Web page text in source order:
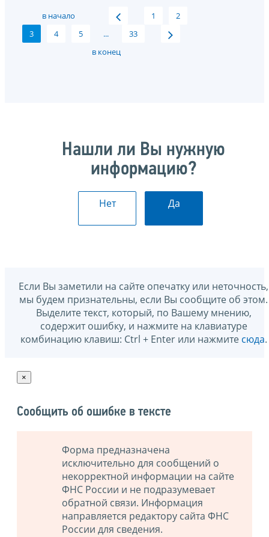
в начало 1
2
3
4 5 ...
33
в конец
Нашли ли Вы нужную
информацию?
Нет Да
Если Вы заметили на сайте опечатку или неточность,
мы будем признательны, если Вы сообщите об этом.
Выделите текст, который, по Вашему мнению,
содержит ошибку, и нажмите на клавиатуре
комбинацию клавиш: Ctrl + Enter или нажмите сюда.
×
Сообщить об ошибке в тексте
Форма предназначена
исключительно для сообщений о
некорректной информации на сайте
ФНС России и не подразумевает
обратной связи. Информация
направляется редактору сайта ФНС
России для сведения.